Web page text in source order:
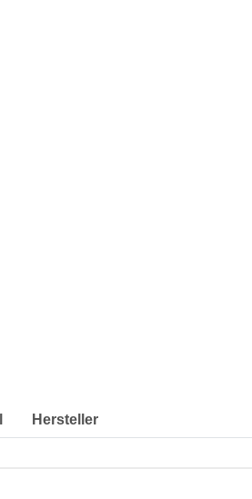
Hersteller